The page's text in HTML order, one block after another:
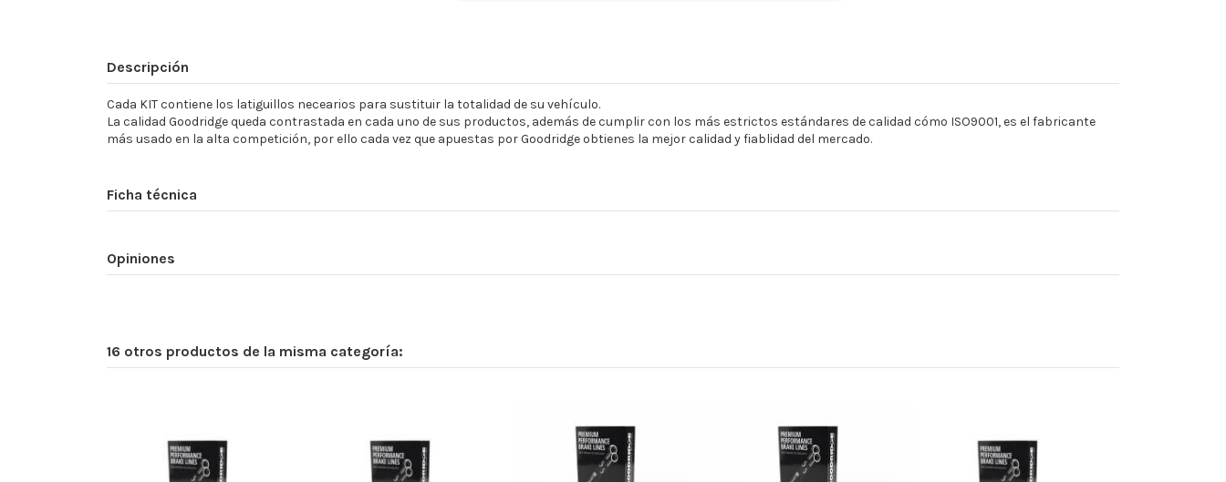
Descripción
Cada KIT contiene los latiguillos necearios para sustituir la totalidad de su vehículo.
La calidad Goodridge queda contrastada en cada uno de sus productos, además de cumplir con los más estrictos estándares de calidad cómo ISO9001, es el fabricante
más usado en la alta competición, por ello cada vez que apuestas por Goodridge obtienes la mejor calidad y fiablidad del mercado.
Ficha técnica
Opiniones
16 otros productos de la misma categoría: